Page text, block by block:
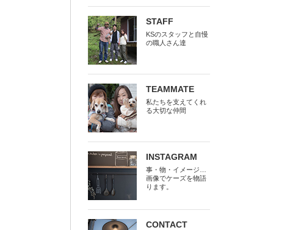
STAFF
KSのスタッフと自慢
の職人さん達
TEAMMATE
私たちを支えてくれ
る大切な仲間
INSTAGRAM
事・物・イメージ…
画像でケーズを物語
ります。
CONTACT